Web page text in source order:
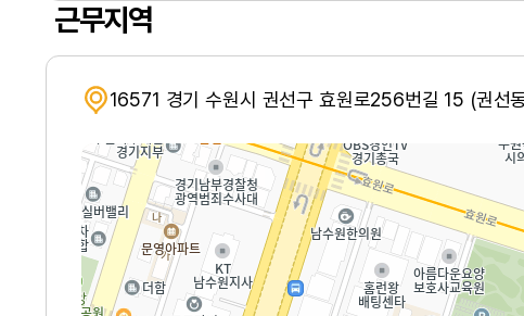
근무지역
16571 경기 수원시 권선구 효원로256번길 15 (권선